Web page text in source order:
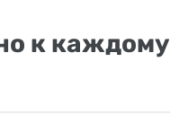
к каждому